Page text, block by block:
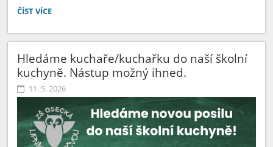
TURNAJ
PŘEHAZOVANÉ:
ČÍST VÍCE
Hledáme kuchaře/kuchařku do naší školní
kuchyně. Nástup možný ihned.
11. 5. 2026